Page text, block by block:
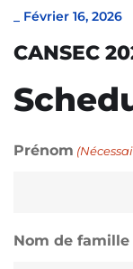
Février 16, 2026
CANSEC
Prénom
Nom de famille